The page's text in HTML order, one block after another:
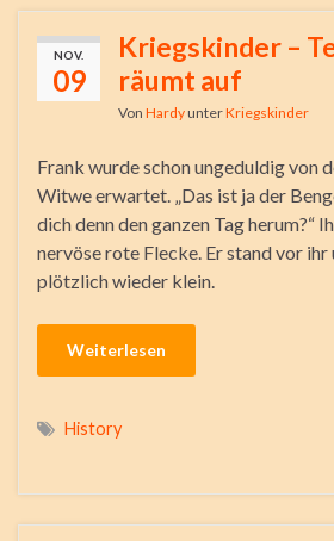
NOV.
09
Kriegskinder –
räumt auf
Von HardyunterKriegskinder
Frank wurde schon ungeduldig von
Witwe erwartet. „Das ist ja der
dich denn den ganzen Tag herum?“
nervöse rote Flecke. Er stand vor ihr
plötzlich wieder klein.
Weiterlesen
History